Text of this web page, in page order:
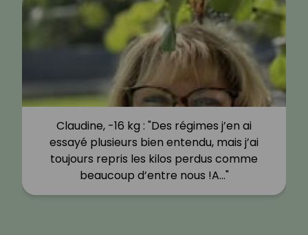
Claudine, -16 kg : "Des régimes j’en ai
essayé plusieurs bien entendu, mais j’ai
toujours repris les kilos perdus comme
beaucoup d’entre nous !A…"